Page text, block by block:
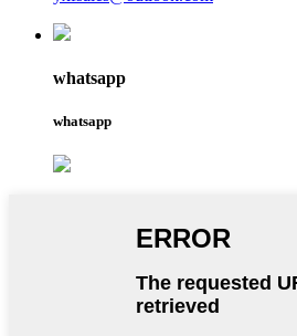
whatsapp
whatsapp